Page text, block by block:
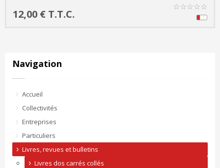
12,00 € T.T.C.
☆☆☆☆☆
Navigation
Accueil
Collectivités
Entreprises
Particuliers
Livres, revues et bulletins
Livres dos carrés collés